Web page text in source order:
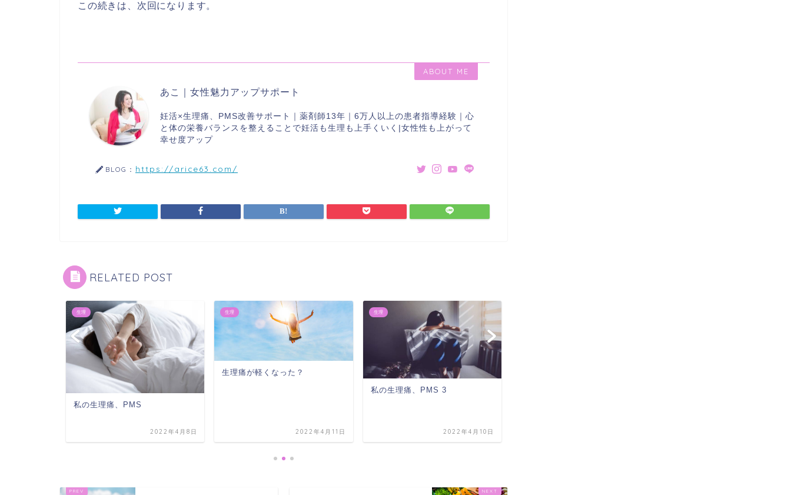
この続きは、次回になります。
ABOUT ME
あこ｜女性魅力アップサポート
妊活×生理痛、PMS改善サポート｜薬剤師13年｜6万人以上の患者指導経験｜心
と体の栄養バランスを整えることで妊活も生理も上手くいく|女性性も上がって
幸せ度アップ
BLOG： https://arice63.com/
RELATED POST
生理
私の生理痛、PMS
2022年4月8日
生理
生理痛が軽くなった？
2022年4月11日
生理
私の生理痛、PMS 3
2022年4月10日